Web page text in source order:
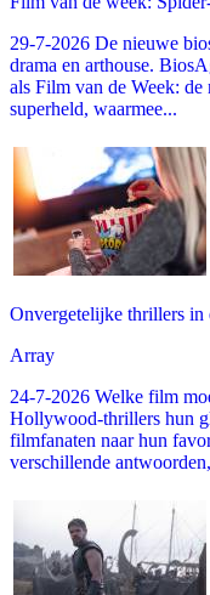
29-7-2026 De nieuwe
drama en arthouse.
als Film van de Week:
superheld, waarmee...
Onvergetelijke thrillers in
Array
24-7-2026 Welke film
Hollywood-thrillers hun
filmfanaten naar hun
verschillende